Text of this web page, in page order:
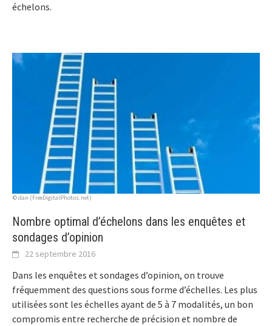
échelons.
© dan (FreeDigitalPhotos.net)
Nombre optimal d’échelons dans les enquêtes et
sondages d’opinion
22 septembre 2016
Dans les enquêtes et sondages d’opinion, on trouve
fréquemment des questions sous forme d’échelles. Les plus
utilisées sont les échelles ayant de 5 à 7 modalités, un bon
compromis entre recherche de précision et nombre de